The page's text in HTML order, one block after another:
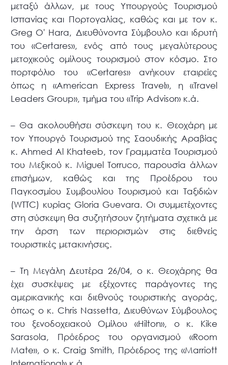
μεταξύ άλλων, με τους Υπουργούς Τουρισμού
Ισπανίας και Πορτογαλίας, καθώς και με τον κ.
Greg O' Hara, Διευθύνοντα Σύμβουλο και ιδρυτή
του «Certares», ενός από τους μεγαλύτερους
μετοχικούς ομίλους τουρισμού στον κόσμο. Στο
πορτφόλιο του «Certares» ανήκουν εταιρείες
όπως η «American Express Travel», η «Travel
Leaders Group», τμήμα του «Trip Advisor» κ.ά.
– Θα ακολουθήσει σύσκεψη του κ. Θεοχάρη με
τον Υπουργό Τουρισμού της Σαουδικής Αραβίας
κ. Ahmed Al Khateeb, τον Γραμματέα Τουρισμού
του Μεξικού κ. Miguel Torruco, παρουσία άλλων
επισήμων, καθώς και της Προέδρου του
Παγκοσμίου Συμβουλίου Τουρισμού και Ταξιδιών
(WTTC) κυρίας Gloria Guevara. Οι συμμετέχοντες
στη σύσκεψη θα συζητήσουν ζητήματα σχετικά με
την άρση των περιορισμών στις διεθνείς
τουριστικές μετακινήσεις.
– Τη Μεγάλη Δευτέρα 26/04, ο κ. Θεοχάρης θα
έχει συσκέψεις με εξέχοντες παράγοντες της
αμερικανικής και διεθνούς τουριστικής αγοράς,
όπως ο κ. Chris Nassetta, Διευθύνων Σύμβουλος
του ξενοδοχειακού Ομίλου «Hilton», ο κ. Kike
Sarasola, Πρόεδρος του οργανισμού «Room
Mate», ο κ. Craig Smith, Πρόεδρος της «Marriott